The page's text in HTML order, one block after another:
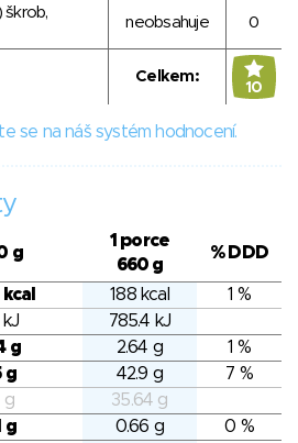
škrob,
neobsahuje 0
Celkem:
10
se na náš systém hodnocení.
g
1 porce
660 g
% DDD
188 kcal
1 %
kJ
785.4 kJ
g 2.64 g
1 %
g 42.9 g
7 %
g
35.64 g
g 0.66 g
0 %